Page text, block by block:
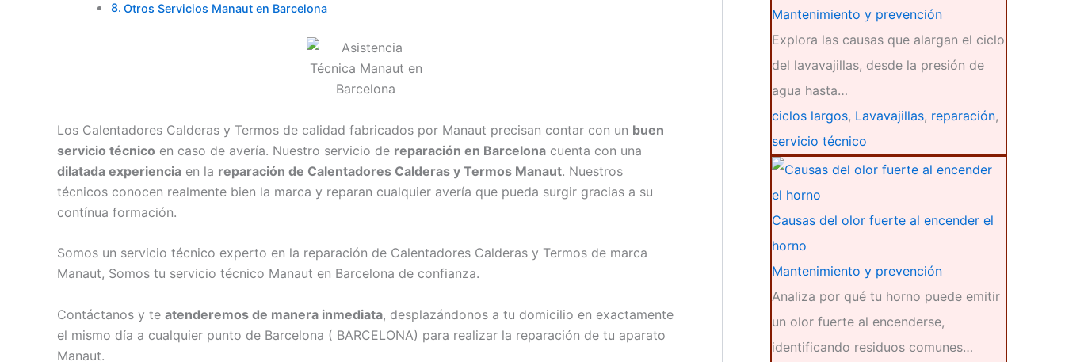
Otros Servicios Manaut en Barcelona
Los Calentadores Calderas y Termos de calidad fabricados por Manaut precisan contar con un buen
servicio técnico en caso de avería. Nuestro servicio de reparación en Barcelona cuenta con una
dilatada experiencia en la reparación de Calentadores Calderas y Termos Manaut. Nuestros
técnicos conocen realmente bien la marca y reparan cualquier avería que pueda surgir gracias a su
contínua formación.
Somos un servicio técnico experto en la reparación de Calentadores Calderas y Termos de marca
Manaut, Somos tu servicio técnico Manaut en Barcelona de confianza.
Contáctanos y te atenderemos de manera inmediata, desplazándonos a tu domicilio en exactamente
el mismo día a cualquier punto de Barcelona ( BARCELONA) para realizar la reparación de tu aparato
Manaut.
Mantenimiento y prevención
Explora las causas que alargan el ciclo
del lavavajillas, desde la presión de
agua hasta…
ciclos largos, Lavavajillas, reparación,
servicio técnico
Causas del olor fuerte al encender el
horno
Mantenimiento y prevención
Analiza por qué tu horno puede emitir
un olor fuerte al encenderse,
identificando residuos comunes…